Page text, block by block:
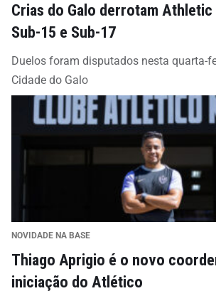
Crias do Galo derrotam Athletic
Sub-15 e Sub-17
Duelos foram disputados nesta quarta-
Cidade do Galo
NOVIDADE NA BASE
Thiago Aprigio é o novo
iniciação do Atlético